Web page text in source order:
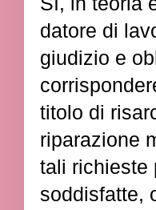
datore di
giudizio e
titolo di
riparazione
tali richieste
soddisfatte,